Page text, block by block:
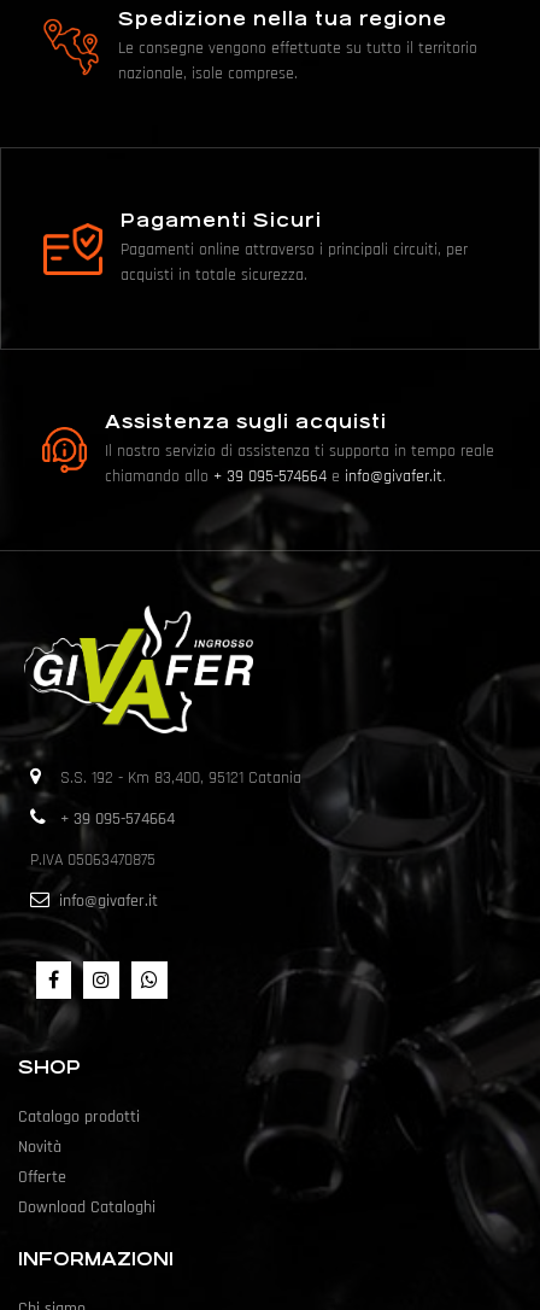
Spedizione nella tua regione
Le consegne vengono effettuate su tutto il territorio
nazionale, isole comprese.
Pagamenti Sicuri
Pagamenti online attraverso i principali circuiti, per
acquisti in totale sicurezza.
Assistenza sugli acquisti
Il nostro servizio di assistenza ti supporta in tempo reale
chiamando allo + 39 095-574664 e info@givafer.it.
S.S. 192 - Km 83,400, 95121 Catania
+ 39 095-574664
P.IVA 05063470875
info@givafer.it
SHOP
Catalogo prodotti
Novità
Offerte
Download Cataloghi
INFORMAZIONI